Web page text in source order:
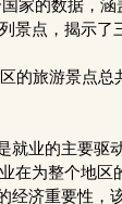
家的数据，
景点，揭示
的旅游景点
就业的主要
在为整个地区
经济重要性，